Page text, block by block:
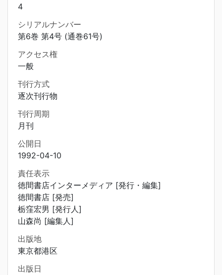
4
シリアルナンバー
第6巻 第4号 (通巻61号)
アクセス権
一般
刊行方式
逐次刊行物
刊行周期
月刊
公開日
1992-04-10
責任表示
徳間書店インターメディア [発行・編集]
徳間書店 [発売]
栃窪宏男 [発行人]
山森尚 [編集人]
出版地
東京都港区
出版日